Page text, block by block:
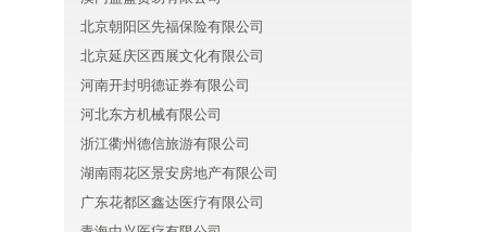
北京朝阳区先福保险有限公司
北京延庆区西展文化有限公司
河南开封明德证券有限公司
河北东方机械有限公司
浙江衢州德信旅游有限公司
湖南雨花区景安房地产有限公司
广东花都区鑫达医疗有限公司